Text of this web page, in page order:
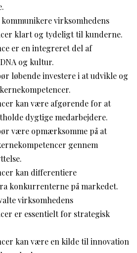
virksomhedens
klart og tydeligt til kunderne.
er en integreret del af
og kultur.
løbende investere i at udvikle og
kan være afgørende for at
dygtige medarbejdere.
være opmærksomme på at
gennem
kan differentiere
konkurrenterne på markedet.
virksomhedens
er essentielt for strategisk
kan være en kilde til innovation